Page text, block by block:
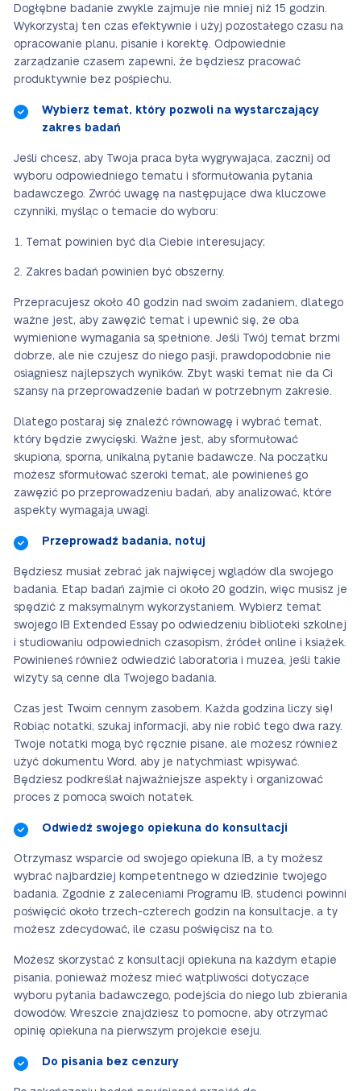
Dogłębne badanie zwykle zajmuje nie mniej niż 15 godzin.
Wykorzystaj ten czas efektywnie i użyj pozostałego czasu na
opracowanie planu, pisanie i korektę. Odpowiednie
zarządzanie czasem zapewni, że będziesz pracować
produktywnie bez pośpiechu.
Wybierz temat, który pozwoli na wystarczający
zakres badań
Jeśli chcesz, aby Twoja praca była wygrywająca, zacznij od
wyboru odpowiedniego tematu i sformułowania pytania
badawczego. Zwróć uwagę na następujące dwa kluczowe
czynniki, myśląc o temacie do wyboru:
Temat powinien być dla Ciebie interesujący;
Zakres badań powinien być obszerny.
Przepracujesz około 40 godzin nad swoim zadaniem, dlatego
ważne jest, aby zawęzić temat i upewnić się, że oba
wymienione wymagania są spełnione. Jeśli Twój temat brzmi
dobrze, ale nie czujesz do niego pasji, prawdopodobnie nie
osiągniesz najlepszych wyników. Zbyt wąski temat nie da Ci
szansy na przeprowadzenie badań w potrzebnym zakresie.
Dlatego postaraj się znaleźć równowagę i wybrać temat,
który będzie zwycięski. Ważne jest, aby sformułować
skupioną, sporną, unikalną pytanie badawcze. Na początku
możesz sformułować szeroki temat, ale powinieneś go
zawęzić po przeprowadzeniu badań, aby analizować, które
aspekty wymagają uwagi.
Przeprowadź badania, notuj
Będziesz musiał zebrać jak najwięcej wglądów dla swojego
badania. Etap badań zajmie ci około 20 godzin, więc musisz je
spędzić z maksymalnym wykorzystaniem. Wybierz temat
swojego IB Extended Essay po odwiedzeniu biblioteki szkolnej
i studiowaniu odpowiednich czasopism, źródeł online i książek.
Powinieneś również odwiedzić laboratoria i muzea, jeśli takie
wizyty są cenne dla Twojego badania.
Czas jest Twoim cennym zasobem. Każda godzina liczy się!
Robiąc notatki, szukaj informacji, aby nie robić tego dwa razy.
Twoje notatki mogą być ręcznie pisane, ale możesz również
użyć dokumentu Word, aby je natychmiast wpisywać.
Będziesz podkreślał najważniejsze aspekty i organizować
proces z pomocą swoich notatek.
Odwiedź swojego opiekuna do konsultacji
Otrzymasz wsparcie od swojego opiekuna IB, a ty możesz
wybrać najbardziej kompetentnego w dziedzinie twojego
badania. Zgodnie z zaleceniami Programu IB, studenci powinni
poświęcić około trzech-czterech godzin na konsultacje, a ty
możesz zdecydować, ile czasu poświęcisz na to.
Możesz skorzystać z konsultacji opiekuna na każdym etapie
pisania, ponieważ możesz mieć wątpliwości dotyczące
wyboru pytania badawczego, podejścia do niego lub zbierania
dowodów. Wreszcie znajdziesz to pomocne, aby otrzymać
opinię opiekuna na pierwszym projekcie eseju.
Do pisania bez cenzury